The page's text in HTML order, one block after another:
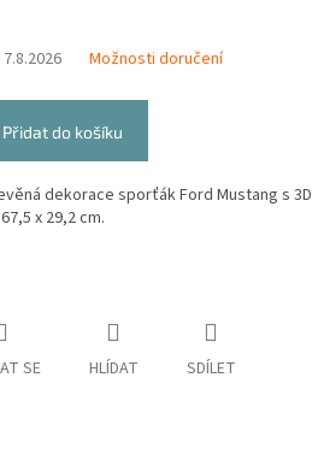
7.8.2026 Možnosti doručení
Přidat do košíku
dekorace sporťák Ford Mustang s 3D
x 29,2 cm.
SE HLÍDAT SDÍLET